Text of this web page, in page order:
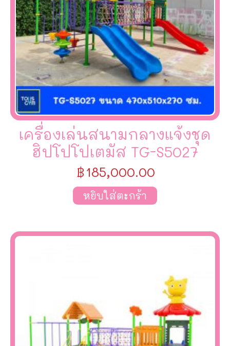
เครื่องเล่นสนามกลางแจ้งชุด
ฮิปโปโปเตมัส TG-S5027
฿185,000.00
หยิบใส่ตะกร้า